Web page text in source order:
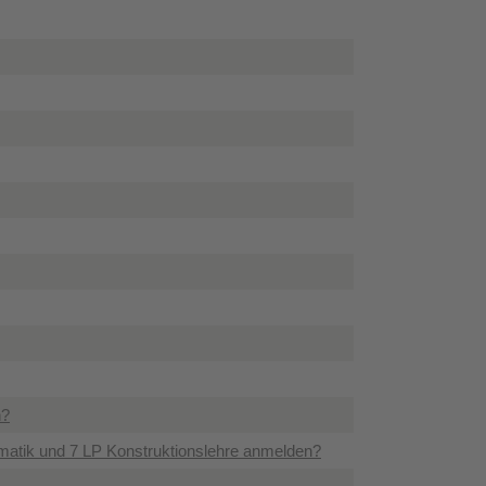
und 7 LP Konstruktionslehre anmelden?